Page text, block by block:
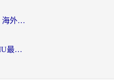
非人学园加速器超级加速，海外玩家重返国服的通行证
国外用什么加速器玩奇迹MU最好？2026海外玩家国服游戏加速全攻略